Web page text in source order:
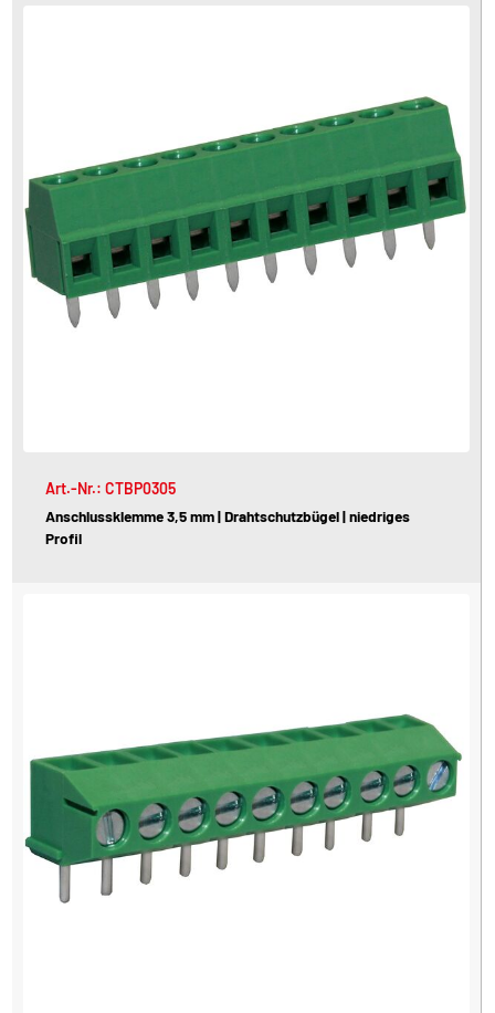
Art.-Nr.: CTBP0305
Anschlussklemme 3,5 mm | Drahtschutzbügel | niedriges
Profil